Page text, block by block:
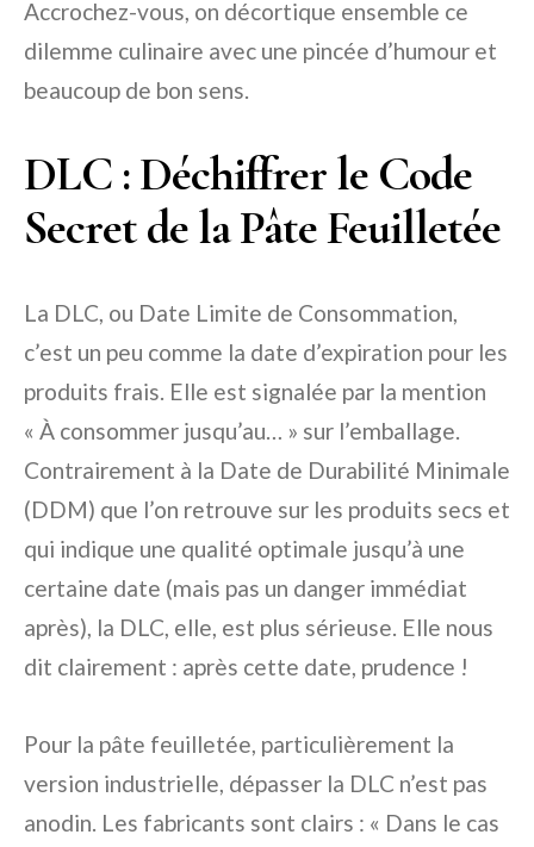
Accrochez-vous, on décortique ensemble ce
dilemme culinaire avec une pincée d’humour et
beaucoup de bon sens.
DLC : Déchiffrer le Code
Secret de la Pâte Feuilletée
La DLC, ou Date Limite de Consommation,
c’est un peu comme la date d’expiration pour les
produits frais. Elle est signalée par la mention
« À consommer jusqu’au… » sur l’emballage.
Contrairement à la Date de Durabilité Minimale
(DDM) que l’on retrouve sur les produits secs et
qui indique une qualité optimale jusqu’à une
certaine date (mais pas un danger immédiat
après), la DLC, elle, est plus sérieuse. Elle nous
dit clairement : après cette date, prudence !
Pour la pâte feuilletée, particulièrement la
version industrielle, dépasser la DLC n’est pas
anodin. Les fabricants sont clairs : « Dans le cas